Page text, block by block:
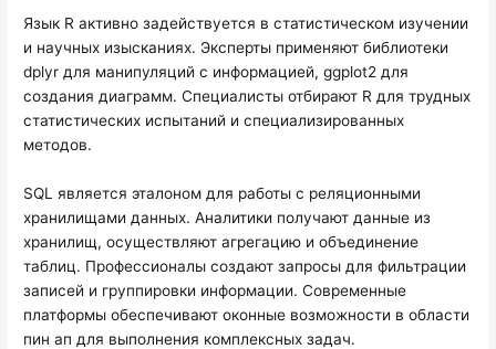
Язык R активно задействуется в статистическом изучении
и научных изысканиях. Эксперты применяют библиотеки
dplyr для манипуляций с информацией, ggplot2 для
создания диаграмм. Специалисты отбирают R для трудных
статистических испытаний и специализированных
методов.
SQL является эталоном для работы с реляционными
хранилищами данных. Аналитики получают данные из
хранилищ, осуществляют агрегацию и объединение
таблиц. Профессионалы создают запросы для фильтрации
записей и группировки информации. Современные
платформы обеспечивают оконные возможности в области
пин ап для выполнения комплексных задач.